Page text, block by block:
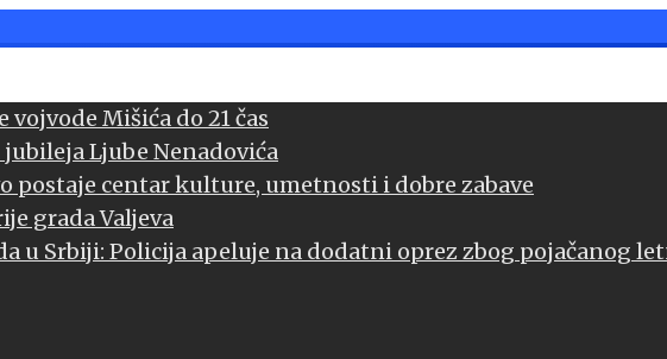
Mišića do 21 čas
Ljube Nenadovića
postaje centar kulture, umetnosti i dobre zabave
grada Valjeva
u Srbiji: Policija apeluje na dodatni oprez zbog pojačanog